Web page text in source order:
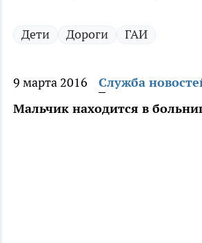
Дети Дороги ГАИ
9 марта 2016
Служба
Мальчик находится в